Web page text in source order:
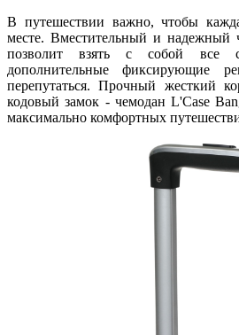
В путешествии важно, чтобы
месте. Вместительный и надежный
позволит взять с собой все
дополнительные фиксирующие
перепутаться. Прочный жесткий
кодовый замок - чемодан L'Case
максимально комфортных